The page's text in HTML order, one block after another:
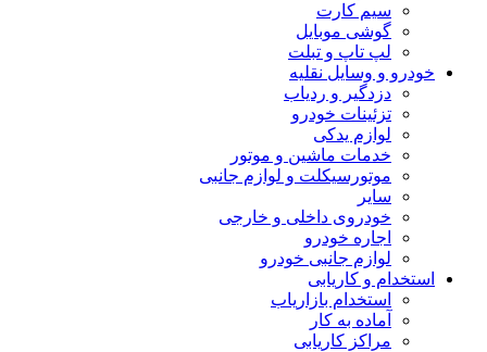
سیم کارت
گوشی موبایل
لپ تاپ و تبلت
و وسایل نقلیه
دزدگیر و ردیاب
تزئینات خودرو
لوازم یدکی
خدمات ماشین و موتور
موتورسیکلت و لوازم جانبی
خودروی داخلی و خارجی
اجاره خودرو
لوازم جانبی خودرو
و کاریابی
استخدام بازاریاب
آماده به کار
مراکز کاریابی